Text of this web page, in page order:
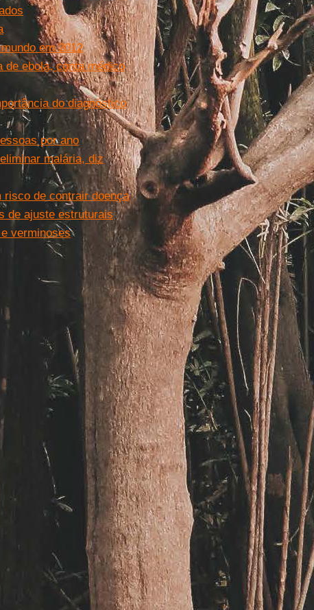
em 2012
de ebola, conta médico
do diagnóstico
por ano
malária, diz
risco de contrair doença
de ajuste estruturais
verminoses